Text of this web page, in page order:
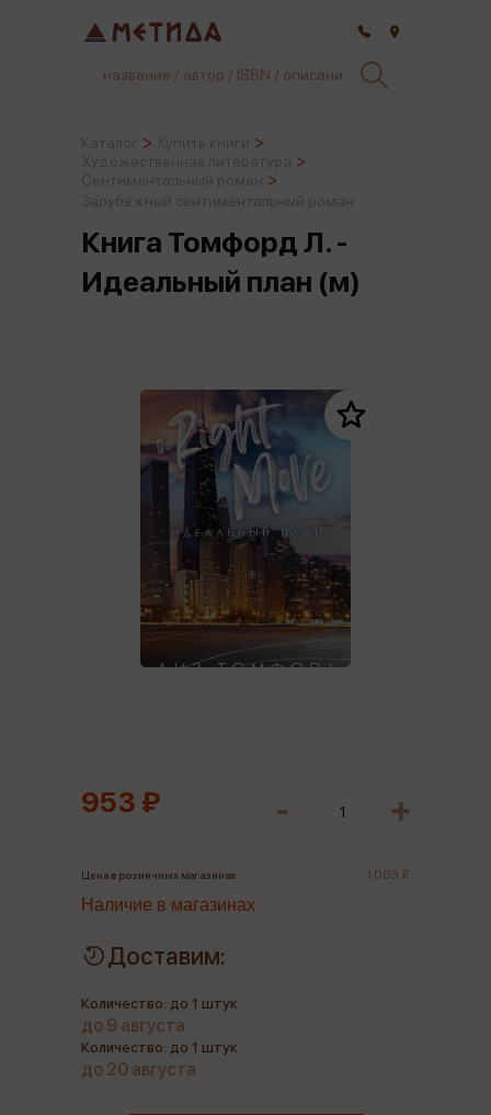
Книга Томфорд Л. -
Идеальный план (м)
953 ₽
Цена в розничных магазинах: 1 003 ₽
Наличие в магазинах
Доставим:
Количество: до 1 штук
до 9 августа
Количество: до 1 штук
до 20 августа